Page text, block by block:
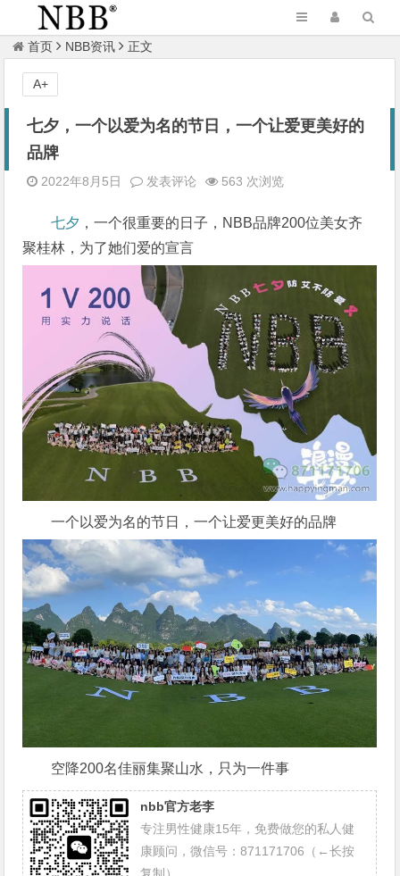
首页 NBB资讯 正文
七夕，一个以爱为名的节日，一个让爱更美好的
品牌
2022年8月5日 发表评论 563 次浏览
七夕 ，一个很重要的日子，NBB品牌200位美女齐
聚桂林，为了她们爱的宣言
一个以爱为名的节日，一个让爱更美好的品牌
空降200名佳丽集聚山水，只为一件事
nbb官方老李
专注男性健康15年，免费做您的私人健
康顾问，微信号：871171706（←长按
复制）
A+